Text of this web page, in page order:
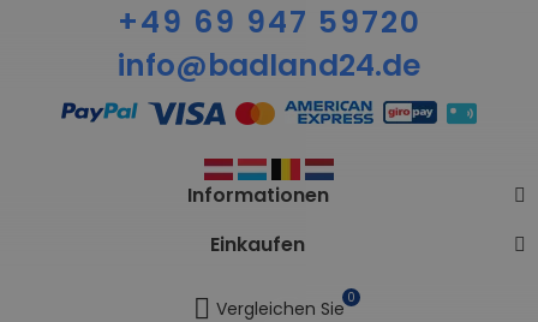
+49 69 947 59720
info@badland24.de
Informationen
Einkaufen
Vergleichen Sie 0